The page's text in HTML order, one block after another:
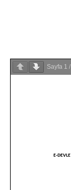
Sayfa 1 /